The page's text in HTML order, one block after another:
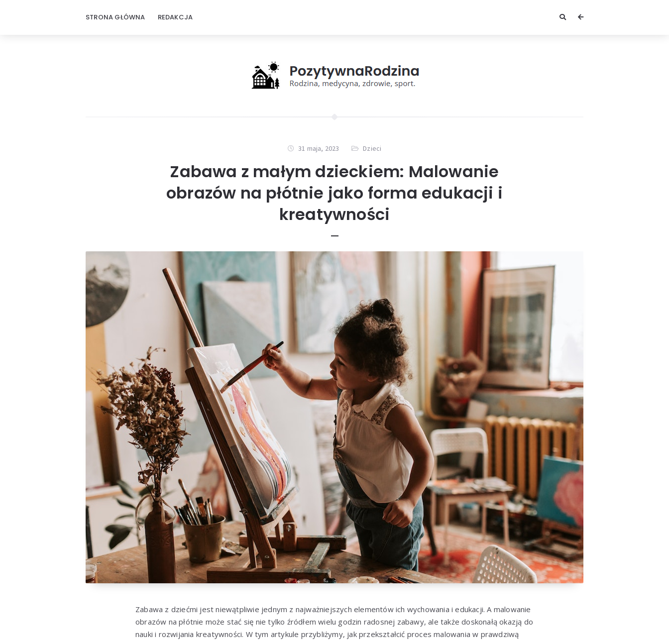
STRONA GŁÓWNA REDAKCJA
31 maja, 2023 Dzieci
Zabawa z małym dzieckiem: Malowanie
obrazów na płótnie jako forma edukacji i
kreatywności
Zabawa z dziećmi jest niewątpliwie jednym z najważniejszych elementów ich wychowania i edukacji. A malowanie
obrazów na płótnie może stać się nie tylko źródłem wielu godzin radosnej zabawy, ale także doskonałą okazją do
nauki i rozwijania kreatywności. W tym artykule przybliżymy, jak przekształcić proces malowania w prawdziwą